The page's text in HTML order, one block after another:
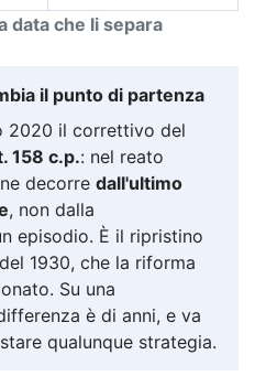
data che li separa
il punto di partenza
2020 il correttivo del
158 c.p.: nel reato
decorre dall'ultimo
, non dalla
episodio. È il ripristino
1930, che la riforma
Su una
è di anni, e va
qualunque strategia.